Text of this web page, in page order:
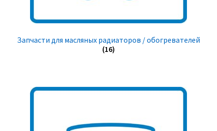
Запчасти для масляных радиаторов / обогревателей
(16)